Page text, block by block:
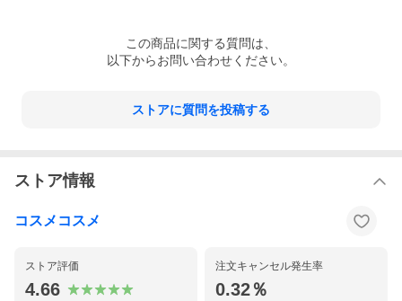
この商品に関する質問は、
以下からお問い合わせください。
ストアに質問を投稿する
ストア情報
コスメコスメ
ストア評価
4.66
注文キャンセル発生率
0.32％